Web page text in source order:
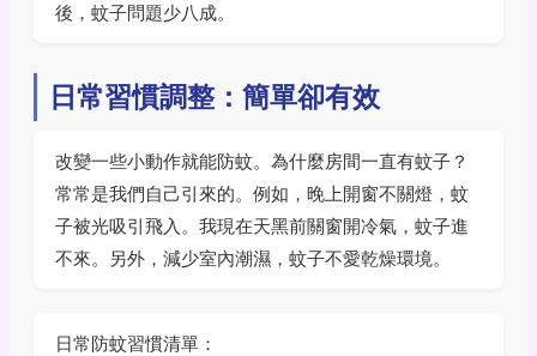
後，蚊子問題少八成。
日常習慣調整：簡單卻有效
改變一些小動作就能防蚊。為什麼房間一直有蚊子？
常常是我們自己引來的。例如，晚上開窗不關燈，蚊
子被光吸引飛入。我現在天黑前關窗開冷氣，蚊子進
不來。另外，減少室內潮濕，蚊子不愛乾燥環境。
日常防蚊習慣清單：